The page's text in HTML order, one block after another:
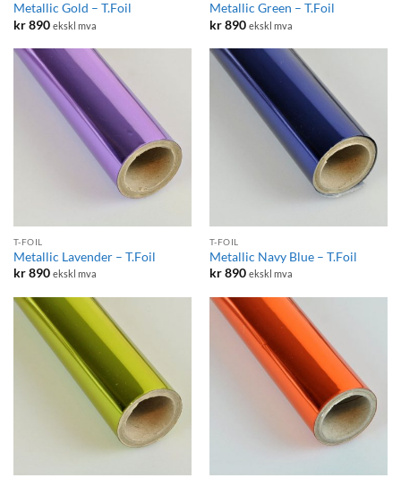
Metallic Gold – T.Foil
kr890 ekskl mva
Metallic Green – T.Foil
kr890 ekskl mva
T-FOIL
Metallic Lavender – T.Foil
kr890 ekskl mva
T-FOIL
Metallic Navy Blue – T.Foil
kr890 ekskl mva